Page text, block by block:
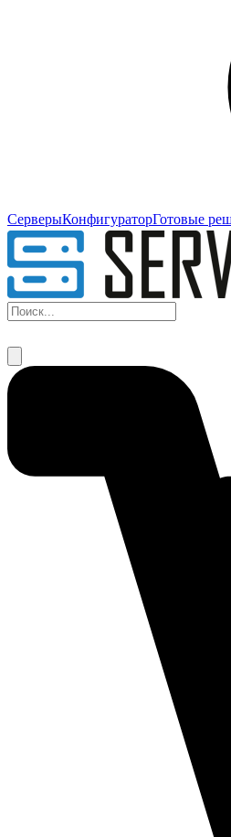
СерверыКонфигураторГотовые